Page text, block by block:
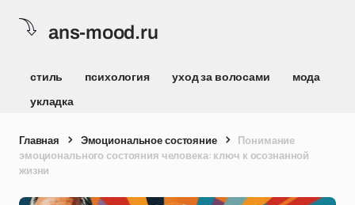
ans-mood.ru
стиль психология уход за волосами
мода
укладка
Главная Эмоциональное состояние
Понимание
эмоционального состояния человека: ключ к осознанной
жизни